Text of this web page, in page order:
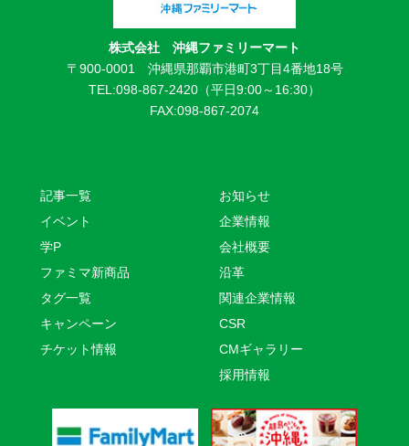
株式会社 沖縄ファミリーマート
〒900-0001 沖縄県那覇市港町3丁目4番地18号
TEL:098-867-2420（平日9:00～16:30）
FAX:098-867-2074
記事一覧
イベント
学P
ファミマ新商品
タグ一覧
キャンペーン
チケット情報
お知らせ
企業情報
会社概要
沿革
関連企業情報
CSR
CMギャラリー
採用情報